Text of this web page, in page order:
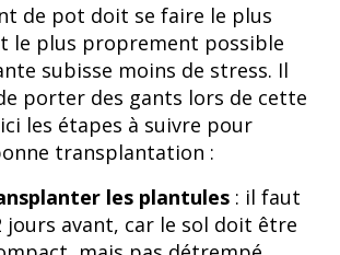
de pot doit se faire le plus
le plus proprement possible
subisse moins de stress. Il
porter des gants lors de cette
les étapes à suivre pour
transplantation :
les plantules : il faut
jours avant, car le sol doit être